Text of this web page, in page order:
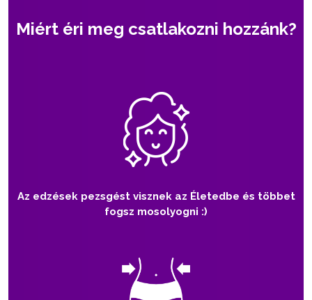
Miért éri meg csatlakozni hozzánk?
Az edzések pezsgést visznek az Életedbe és többet
fogsz mosolyogni :)